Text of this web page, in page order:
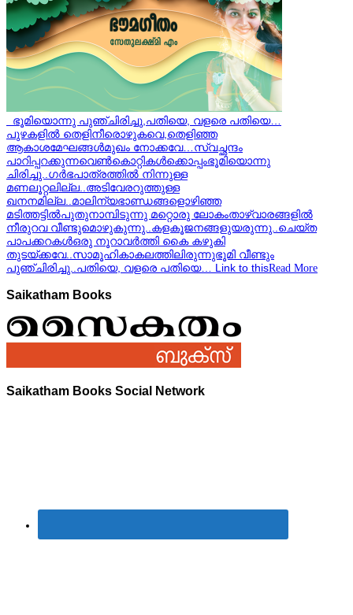
ഭൂമിയൊന്നു പുഞ്ചിരിച്ചു,പതിയെ, വളരെ പതിയെ…
പുഴകളിൽ തെളിനീരൊഴുകവെ,തെളിഞ്ഞ
ആകാശമേഘങ്ങൾമുഖം നോക്കവേ…സ്വച്ഛന്ദം
പാറിപ്പറക്കുന്നവെൺകൊറ്റികൾക്കൊപ്പംഭൂമിയൊന്നു
ചിരിച്ചു..ഗർഭപാത്രത്തിൽ നിന്നുള്ള
മണലൂറ്റലില്ല..അടിവേരറുത്തുള്ള
ഖനനമില്ല..മാലിന്യഭാണ്ഡങ്ങളൊഴിഞ്ഞ
മടിത്തട്ടിൽപുതുനാമ്പിടുന്നു മറ്റൊരു ലോകംതാഴ്വാരങ്ങളിൽ
നീരുറവ വീണ്ടുമൊഴുകുന്നു..കളകൂജനങ്ങളുയരുന്നു..ചെയ്ത
പാപക്കറകൾഒരു നൂറാവർത്തി കൈ കഴുകി
തുടയ്ക്കവേ..സാമൂഹികാകലത്തിലിരുന്നുഭൂമി വീണ്ടും
പുഞ്ചിരിച്ചു..പതിയെ, വളരെ പതിയെ… Link to thisRead More
Saikatham Books
Saikatham Books Social Network